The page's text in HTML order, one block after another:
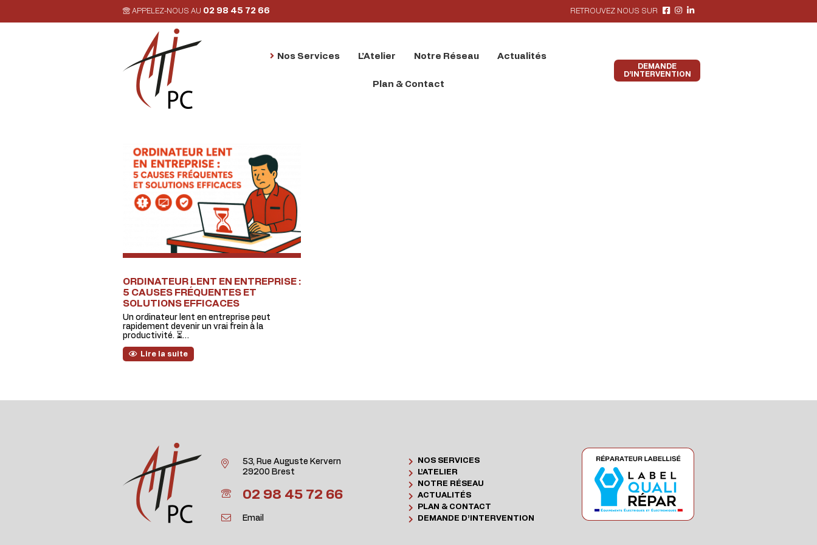
APPELEZ-NOUS AU 02 98 45 72 66 RETROUVEZ NOUS SUR
Nos Services L’Atelier Notre Réseau Actualités
Plan & Contact
DEMANDE
D’INTERVENTION
ORDINATEUR LENT EN ENTREPRISE :
5 CAUSES FRÉQUENTES ET
SOLUTIONS EFFICACES
Un ordinateur lent en entreprise peut
rapidement devenir un vrai frein à la
productivité. ⏳…
Lire la suite
53, Rue Auguste Kervern
29200 Brest
02 98 45 72 66
Email
NOS SERVICES
L’ATELIER
NOTRE RÉSEAU
ACTUALITÉS
PLAN & CONTACT
DEMANDE D’INTERVENTION